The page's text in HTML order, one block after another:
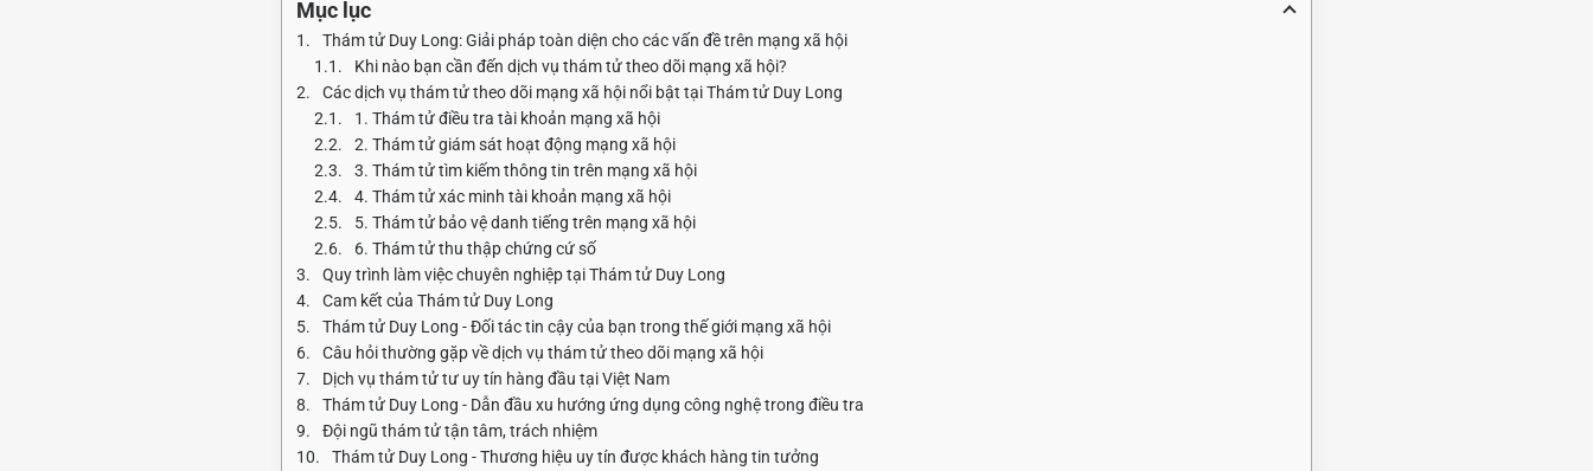
Mục lục
Thám tử Duy Long: Giải pháp toàn diện cho các vấn đề trên mạng xã hội
Khi nào bạn cần đến dịch vụ thám tử theo dõi mạng xã hội?
Các dịch vụ thám tử theo dõi mạng xã hội nổi bật tại Thám tử Duy Long
1. Thám tử điều tra tài khoản mạng xã hội
2. Thám tử giám sát hoạt động mạng xã hội
3. Thám tử tìm kiếm thông tin trên mạng xã hội
4. Thám tử xác minh tài khoản mạng xã hội
5. Thám tử bảo vệ danh tiếng trên mạng xã hội
6. Thám tử thu thập chứng cứ số
Quy trình làm việc chuyên nghiệp tại Thám tử Duy Long
Cam kết của Thám tử Duy Long
Thám tử Duy Long - Đối tác tin cậy của bạn trong thế giới mạng xã hội
Câu hỏi thường gặp về dịch vụ thám tử theo dõi mạng xã hội
Dịch vụ thám tử tư uy tín hàng đầu tại Việt Nam
Thám tử Duy Long - Dẫn đầu xu hướng ứng dụng công nghệ trong điều tra
Đội ngũ thám tử tận tâm, trách nhiệm
Thám tử Duy Long - Thương hiệu uy tín được khách hàng tin tưởng